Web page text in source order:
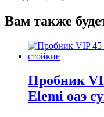
Вам также
Пробник
Elemi оаэ